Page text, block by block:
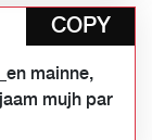
COPY
mainne,
mujh par